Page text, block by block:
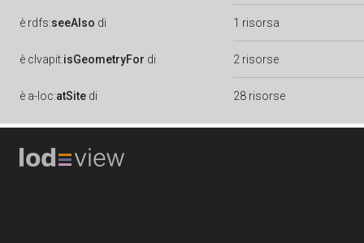
è rdfs:seeAlso di 1 risorsa
è clvapit:isGeometryFor di 2 risorse
è a-loc:atSite di 28 risorse